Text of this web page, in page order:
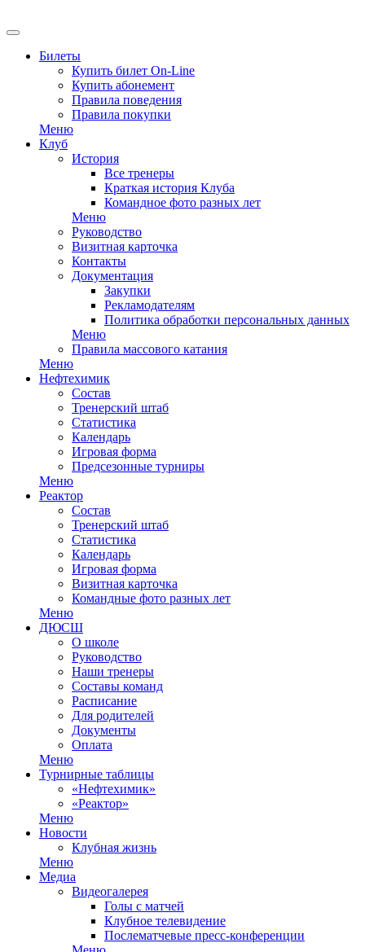
Билеты
Купить билет On-Line
Купить абонемент
Правила поведения
Правила покупки
Меню
Клуб
История
Все тренеры
Краткая история Клуба
Командное фото разных лет
Меню
Руководство
Визитная карточка
Контакты
Документация
Закупки
Рекламодателям
Политика обработки персональных данных
Меню
Правила массового катания
Меню
Нефтехимик
Состав
Тренерский штаб
Статистика
Календарь
Игровая форма
Предсезонные турниры
Меню
Реактор
Состав
Тренерский штаб
Статистика
Календарь
Игровая форма
Визитная карточка
Командные фото разных лет
Меню
ДЮСШ
О школе
Руководство
Наши тренеры
Составы команд
Расписание
Для родителей
Документы
Оплата
Меню
Турнирные таблицы
«Нефтехимик»
«Реактор»
Меню
Новости
Клубная жизнь
Меню
Медиа
Видеогалерея
Голы с матчей
Клубное телевидение
Послематчевые пресс-конференции